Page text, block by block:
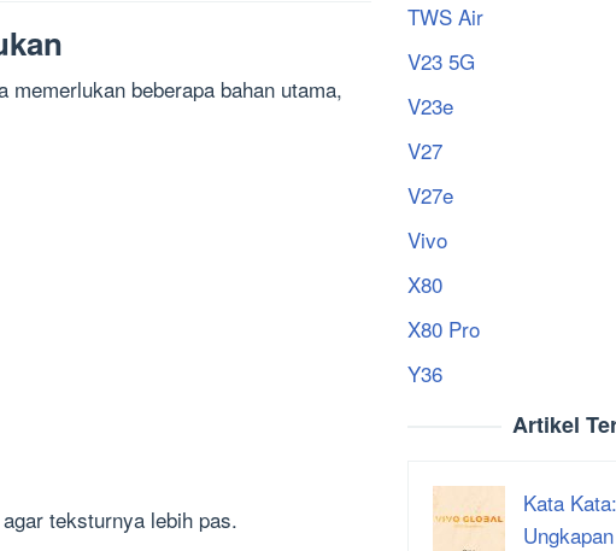
beberapa bahan utama,
teksturnya lebih pas.
TWS Air
V23 5G
V23e
V27
V27e
Vivo
X80
X80 Pro
Y36
Artikel
Kata